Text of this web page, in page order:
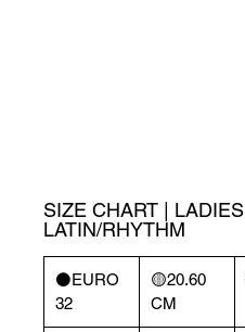
SIZE CHART | LADIES
LATIN/RHYTHM
⚫️EURO
32
🟡20.60
CM